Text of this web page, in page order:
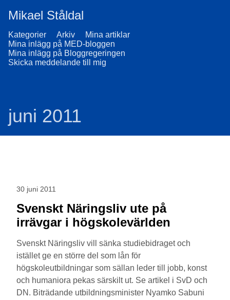
Mikael Ståldal
Kategorier Arkiv
Mina artiklar
Mina inlägg på MED-bloggen
Mina inlägg på Bloggregeringen
Skicka meddelande till mig
juni 2011
30 juni 2011
Svenskt Näringsliv ute på
irrävgar i högskolevärlden
Svenskt Näringsliv vill sänka studiebidraget och
istället ge en större del som lån för
högskoleutbildningar som sällan leder till jobb, konst
och humaniora pekas särskilt ut. Se artikel i SvD och
DN. Biträdande utbildningsminister Nyamko Sabuni